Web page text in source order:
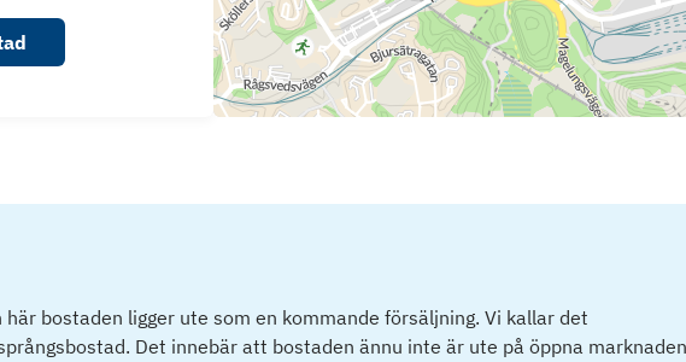
här bostaden ligger ute som en kommande försäljning. Vi kallar det
Det innebär att bostaden ännu inte är ute på öppna